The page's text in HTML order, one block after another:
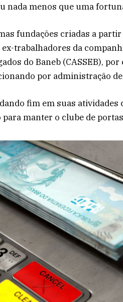
nada menos que uma
fundações criadas a
trabalhadores da
do Baneb (CASSEB),
por administração
fim em suas atividades
manter o clube de